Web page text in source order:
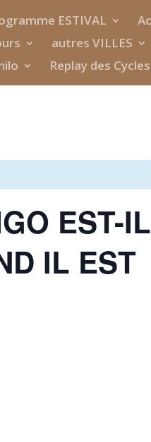
ESTIVAL
autres VILLES
Replay des Cycles
EST-IL
IL EST